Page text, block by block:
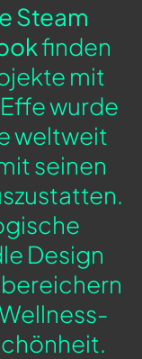
Steam
finden
mit
wurde
weltweit
seinen
Design